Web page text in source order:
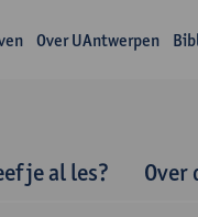
Over UAntwerpen
je al les? Over